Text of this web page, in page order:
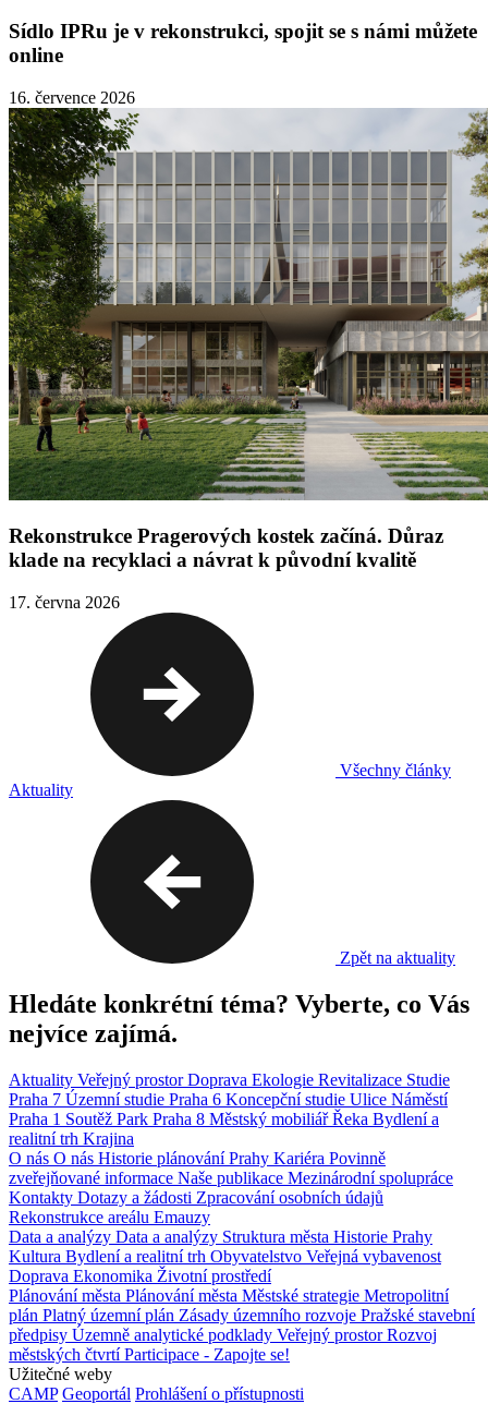
Sídlo IPRu je v rekonstrukci, spojit se s námi můžete
online
16. července 2026
Rekonstrukce Pragerových kostek začíná. Důraz
klade na recyklaci a návrat k původní kvalitě
17. června 2026
Všechny články
Aktuality
Zpět na aktuality
Hledáte konkrétní téma? Vyberte, co Vás
nejvíce zajímá.
Aktuality Veřejný prostorDoprava Ekologie Revitalizace Studie
Praha 7 Územní studie Praha 6 Koncepční studie Ulice Náměstí
Praha 1 Soutěž Park Praha 8 Městský mobiliářŘeka Bydlení a
realitní trh Krajina
O nás O nás Historie plánování Prahy Kariéra Povinně
zveřejňované informace Naše publikace Mezinárodní spolupráce
Kontakty Dotazy a žádosti Zpracování osobních údajů
Rekonstrukce areálu Emauzy
Data a analýzy Data a analýzy Struktura města Historie Prahy
Kultura Bydlení a realitní trh Obyvatelstvo Veřejná vybavenost
Doprava Ekonomika Životní prostředí
Plánování města Plánování města Městské strategie Metropolitní
plán Platný územní plán Zásady územního rozvoje Pražské stavební
předpisy Územně analytické podklady Veřejný prostorRozvoj
městských čtvrtíParticipace - Zapojte se!
Užitečné weby
CAMP Geoportál Prohlášení o přístupnosti